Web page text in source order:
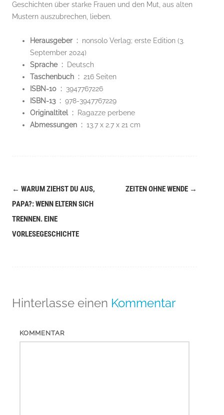
Geschichten über starke Frauen und den Mut, aus alten
Mustern auszubrechen, lieben.
Herausgeber ‏ : ‎ nonsolo Verlag; erste Edition (3.
September 2024)
Sprache ‏ : ‎
Deutsch
Taschenbuch ‏ : ‎ 216 Seiten
ISBN-10 ‏ : ‎ 3947767226
ISBN-13 ‏ : ‎ 978-3947767229
Originaltitel ‏ : ‎
Ragazze perbene
Abmessungen ‏ : ‎ 13.7 x 2.7 x 21 cm
Navigation
(Beiträge)
← WARUM ZIEHST DU AUS,
PAPA?: WENN ELTERN SICH
TRENNEN. EINE
VORLESEGESCHICHTE
ZEITEN OHNE WENDE →
Hinterlasse einen Kommentar
KOMMENTAR